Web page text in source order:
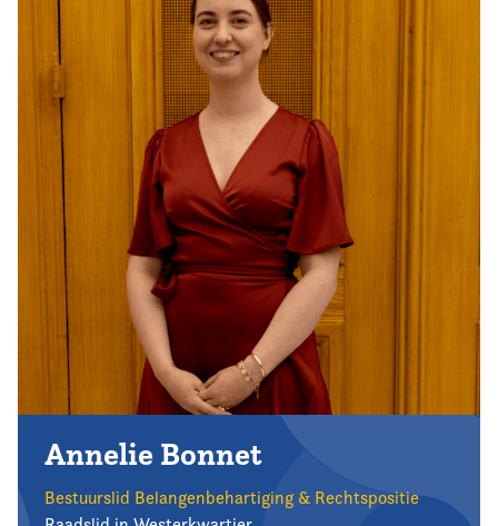
Annelie Bonnet
Bestuurslid Belangenbehartiging & Rechtspositie